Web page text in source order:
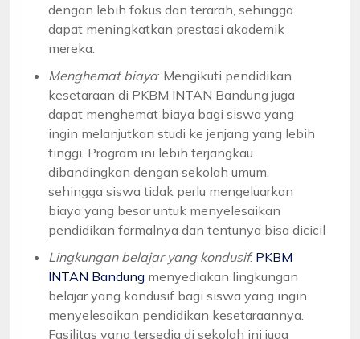
dengan lebih fokus dan terarah, sehingga
dapat meningkatkan prestasi akademik
mereka.
Menghemat biaya: Mengikuti pendidikan
kesetaraan di PKBM INTAN Bandung juga
dapat menghemat biaya bagi siswa yang
ingin melanjutkan studi ke jenjang yang lebih
tinggi. Program ini lebih terjangkau
dibandingkan dengan sekolah umum,
sehingga siswa tidak perlu mengeluarkan
biaya yang besar untuk menyelesaikan
pendidikan formalnya dan tentunya bisa dicicil
Lingkungan belajar yang kondusif: PKBM
INTAN Bandung menyediakan lingkungan
belajar yang kondusif bagi siswa yang ingin
menyelesaikan pendidikan kesetaraannya.
Fasilitas yang tersedia di sekolah ini juga